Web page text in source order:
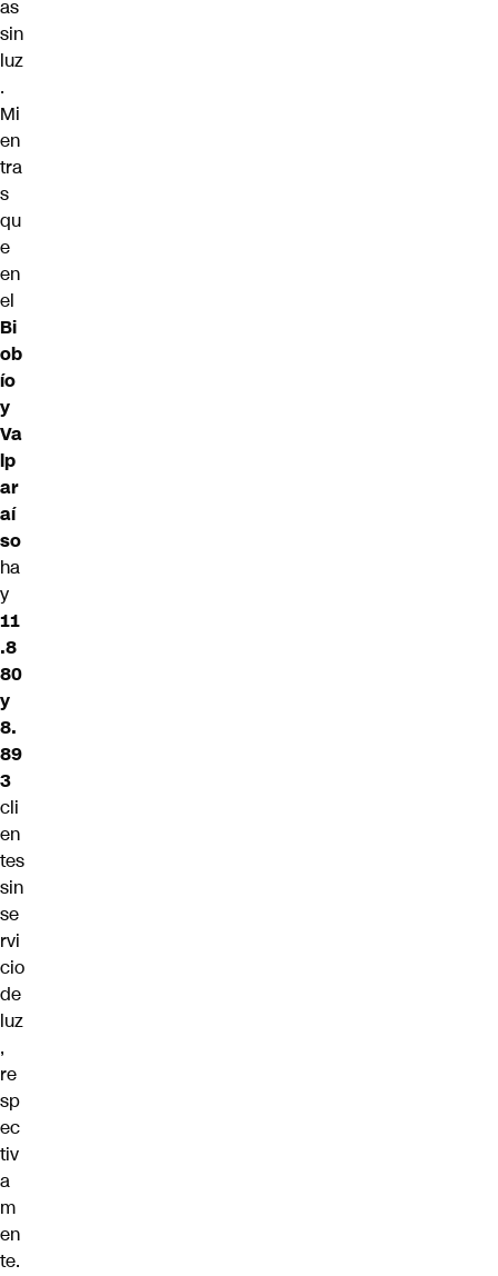
as
sin
luz
.
Mi
en
tra
s
qu
e
en
el
Bi
ob
ío
y
Va
lp
ar
aí
so
ha
y
11
.8
80
y
8.
89
3
cli
en
tes
sin
se
rvi
cio
de
luz
,
re
sp
ec
tiv
a
m
en
te.